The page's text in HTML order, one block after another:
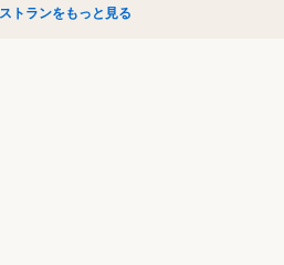
トランをもっと見る